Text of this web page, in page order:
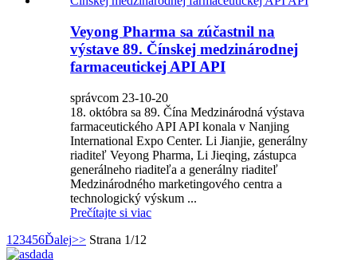
Veyong Pharma sa zúčastnil na
výstave 89. Čínskej medzinárodnej
farmaceutickej API API
správcom 23-10-20
18. októbra sa 89. Čína Medzinárodná výstava
farmaceutického API API konala v Nanjing
International Expo Center. Li Jianjie, generálny
riaditeľ Veyong Pharma, Li Jieqing, zástupca
generálneho riaditeľa a generálny riaditeľ
Medzinárodného marketingového centra a
technologický výskum ...
Prečítajte si viac
1 23456Ďalej>> Strana 1/12